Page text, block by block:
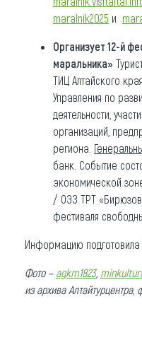
maralnik2025 и
Организует 12-й
маральника»
ТИЦ Алтайского
Управления по
деятельности,
организаций,
региона.
банк. Событие
экономической
/ ОЭЗ ТРТ
фестиваля
Информацию подготовила
Фото – agkm1823,
из архива